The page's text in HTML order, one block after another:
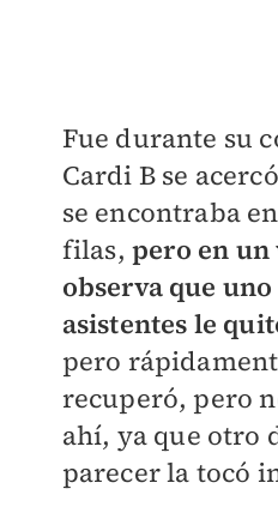
Fue durante su
Cardi B se
se encontraba
filas, pero en un
observa que
asistentes le
pero
recuperó, pero
ahí, ya que otro
parecer la tocó